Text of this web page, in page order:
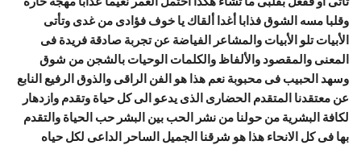
وقلبا مسه الشوق فذابا أغدا ألقاك يا خوف فؤادى من غدى وتأتى
الأبيات تلو الأبيات والمشاعر الفياضة عن تجربة صادقة فريدة فى
المعنى والمقصود والألفاظ والكلمات الوحيات بالشجن من شوق
وسهد الحبيب فى محبوبة نعم هذا هو الفن الراقى والذوق الرفيع النابع
عن معتقدنا المتقدم الحضارى الذى يدعو الى كل حياة وتقدم وازدهار
لكافة البشرية من حولنا من نشر الحب بين البشر حب الحياة والتقدم
بها فى كل الانحاء هذا هو شرقنا الجميل الساحر الداعى لكل حياه